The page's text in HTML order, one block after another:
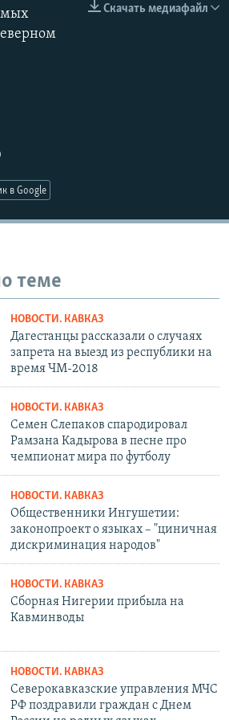
РАССЫЛКУ
Скачать медиафайл
в Google
теме
НОВОСТИ. КАВКАЗ
Дагестанцы рассказали о случаях
запрета на выезд из республики на
время ЧМ-2018
НОВОСТИ. КАВКАЗ
Семен Слепаков спародировал
Рамзана Кадырова в песне про
чемпионат мира по футболу
НОВОСТИ. КАВКАЗ
Общественники Ингушетии:
законопроект о языках – "циничная
дискриминация народов"
НОВОСТИ. КАВКАЗ
Сборная Нигерии прибыла на
Кавминводы
НОВОСТИ. КАВКАЗ
Северокавказские управления МЧС
РФ поздравили граждан с Днем